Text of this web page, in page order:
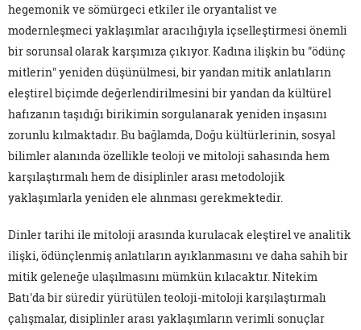
hegemonik ve sömürgeci etkiler ile oryantalist ve
modernleşmeci yaklaşımlar aracılığıyla içselleştirmesi önemli
bir sorunsal olarak karşımıza çıkıyor. Kadına ilişkin bu "ödünç
mitlerin" yeniden düşünülmesi, bir yandan mitik anlatıların
eleştirel biçimde değerlendirilmesini bir yandan da kültürel
hafızanın taşıdığı birikimin sorgulanarak yeniden inşasını
zorunlu kılmaktadır. Bu bağlamda, Doğu kültürlerinin, sosyal
bilimler alanında özellikle teoloji ve mitoloji sahasında hem
karşılaştırmalı hem de disiplinler arası metodolojik
yaklaşımlarla yeniden ele alınması gerekmektedir.
Dinler tarihi ile mitoloji arasında kurulacak eleştirel ve analitik
ilişki, ödünçlenmiş anlatıların ayıklanmasını ve daha sahih bir
mitik geleneğe ulaşılmasını mümkün kılacaktır. Nitekim
Batı'da bir süredir yürütülen teoloji-mitoloji karşılaştırmalı
çalışmalar, disiplinler arası yaklaşımların verimli sonuçlar